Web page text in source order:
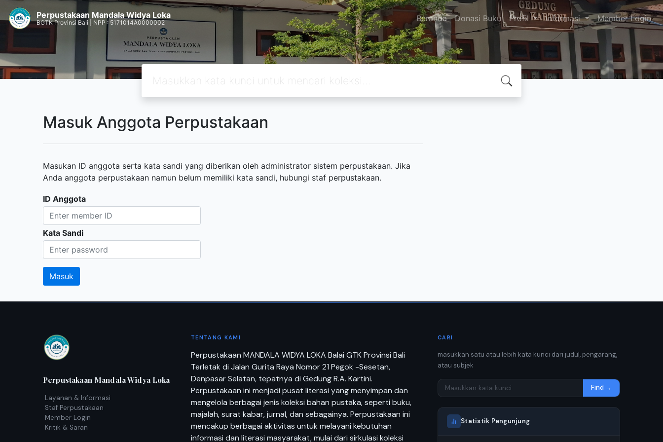
Perpustakaan Mandala Widya Loka
BGTK Provinsi Bali | NPP : 5171014A0000002 Beranda Donasi Buku Profil Informasi Member Login
Masuk Anggota Perpustakaan
Masukan ID anggota serta kata sandi yang diberikan oleh administrator sistem perpustakaan. Jika
Anda anggota perpustakaan namun belum memiliki kata sandi, hubungi staf perpustakaan.
ID Anggota
Kata Sandi
Perpustakaan Mandala Widya Loka
Layanan & Informasi
Staf Perpustakaan
Member Login
Kritik & Saran
TENTANG KAMI
Perpustakaan MANDALA WIDYA LOKA Balai GTK Provinsi Bali
Terletak di Jalan Gurita Raya Nomor 21 Pegok -Sesetan,
Denpasar Selatan, tepatnya di Gedung R.A. Kartini.
Perpustakaan ini menjadi pusat literasi yang menyimpan dan
mengelola berbagai jenis koleksi bahan pustaka, seperti buku,
majalah, surat kabar, jurnal, dan sebagainya. Perpustakaan ini
mencakup berbagai aktivitas untuk melayani kebutuhan
informasi dan literasi masyarakat, mulai dari sirkulasi koleksi
CARI
masukkan satu atau lebih kata kunci dari judul, pengarang,
atau subjek
Find →
Statistik Pengunjung